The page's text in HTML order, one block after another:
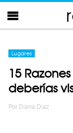
Lugares
15
deberías
Por Diana Diaz